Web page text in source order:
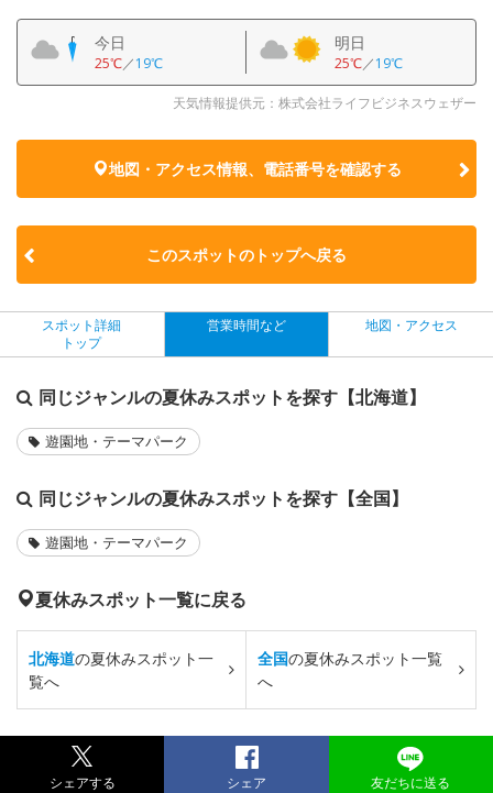
今日
25℃／19℃
明日
25℃／19℃
天気情報提供元：株式会社ライフビジネスウェザー
地図・アクセス情報、電話番号を確認する
このスポットのトップへ戻る
スポット詳細
トップ
営業時間など 地図・アクセス
同じジャンルの夏休みスポットを探す【北海道】
遊園地・テーマパーク
同じジャンルの夏休みスポットを探す【全国】
遊園地・テーマパーク
夏休みスポット一覧に戻る
北海道の夏休みスポット一
覧へ
全国の夏休みスポット一覧
へ
シェアする シェア 友だちに送る